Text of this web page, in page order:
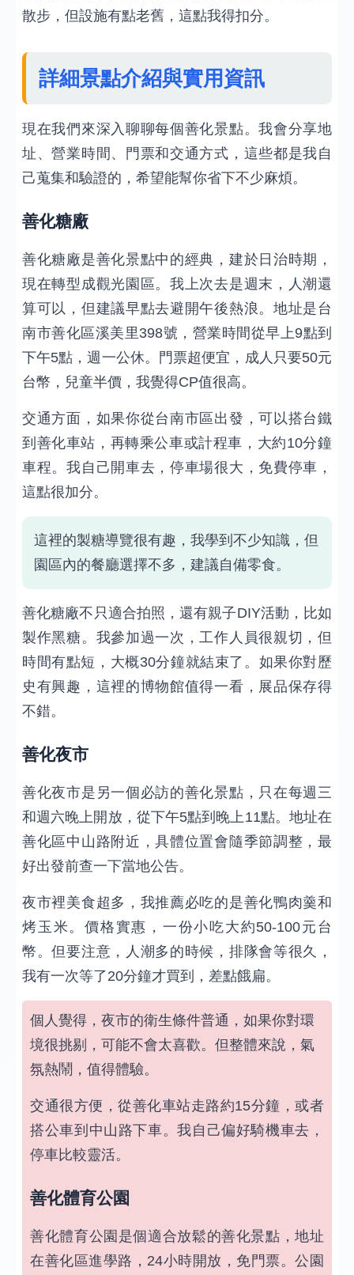
散步，但設施有點老舊，這點我得扣分。
詳細景點介紹與實用資訊
現在我們來深入聊聊每個善化景點。我會分享地
址、營業時間、門票和交通方式，這些都是我自
己蒐集和驗證的，希望能幫你省下不少麻煩。
善化糖廠
善化糖廠是善化景點中的經典，建於日治時期，
現在轉型成觀光園區。我上次去是週末，人潮還
算可以，但建議早點去避開午後熱浪。地址是台
南市善化區溪美里398號，營業時間從早上9點到
下午5點，週一公休。門票超便宜，成人只要50元
台幣，兒童半價，我覺得CP值很高。
交通方面，如果你從台南市區出發，可以搭台鐵
到善化車站，再轉乘公車或計程車，大約10分鐘
車程。我自己開車去，停車場很大，免費停車，
這點很加分。
這裡的製糖導覽很有趣，我學到不少知識，但
園區內的餐廳選擇不多，建議自備零食。
善化糖廠不只適合拍照，還有親子DIY活動，比如
製作黑糖。我參加過一次，工作人員很親切，但
時間有點短，大概30分鐘就結束了。如果你對歷
史有興趣，這裡的博物館值得一看，展品保存得
不錯。
善化夜市
善化夜市是另一個必訪的善化景點，只在每週三
和週六晚上開放，從下午5點到晚上11點。地址在
善化區中山路附近，具體位置會隨季節調整，最
好出發前查一下當地公告。
夜市裡美食超多，我推薦必吃的是善化鴨肉羹和
烤玉米。價格實惠，一份小吃大約50-100元台
幣。但要注意，人潮多的時候，排隊會等很久，
我有一次等了20分鐘才買到，差點餓扁。
個人覺得，夜市的衛生條件普通，如果你對環
境很挑剔，可能不會太喜歡。但整體來說，氣
氛熱鬧，值得體驗。
交通很方便，從善化車站走路約15分鐘，或者
搭公車到中山路下車。我自己偏好騎機車去，
停車比較靈活。
善化體育公園
善化體育公園是個適合放鬆的善化景點，地址
在善化區進學路，24小時開放，免門票。公園